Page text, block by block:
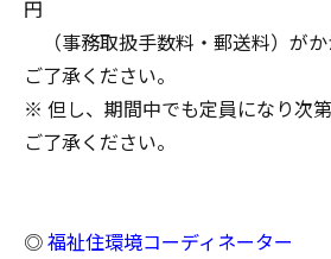
円
（事務取扱手数料・郵送料）が
ご了承ください。
※ 但し、期間中でも定員になり次第
ご了承ください。
◎福祉住環境コーディネーター